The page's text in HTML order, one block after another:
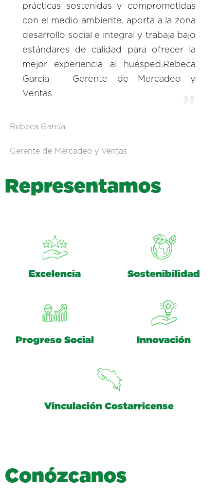
prácticas sostenidas y comprometidas
con el medio ambiente, aporta a la zona
desarrollo social e integral y trabaja bajo
estándares de calidad para ofrecer la
mejor experiencia al huésped.Rebeca
García – Gerente de Mercadeo y
Ventas
Rebeca García
Gerente de Mercadeo y Ventas
Representamos
Excelencia Sostenibilidad
Progreso Social Innovación
Vinculación Costarricense
Conózcanos